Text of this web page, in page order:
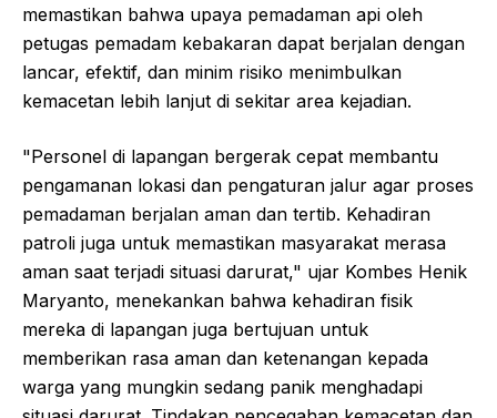
memastikan bahwa upaya pemadaman api oleh
petugas pemadam kebakaran dapat berjalan dengan
lancar, efektif, dan minim risiko menimbulkan
kemacetan lebih lanjut di sekitar area kejadian.
"Personel di lapangan bergerak cepat membantu
pengamanan lokasi dan pengaturan jalur agar proses
pemadaman berjalan aman dan tertib. Kehadiran
patroli juga untuk memastikan masyarakat merasa
aman saat terjadi situasi darurat," ujar Kombes Henik
Maryanto, menekankan bahwa kehadiran fisik
mereka di lapangan juga bertujuan untuk
memberikan rasa aman dan ketenangan kepada
warga yang mungkin sedang panik menghadapi